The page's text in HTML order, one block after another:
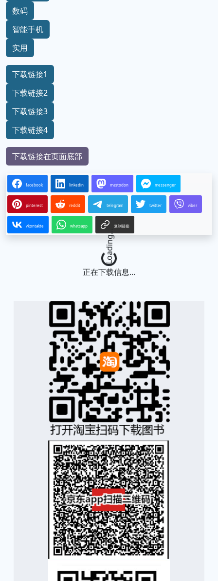
数码
智能手机
实用
下载链接1
下载链接2
下载链接3
下载链接4
下载链接在页面底部
facebook linkedin mastodon messenger
pinterest reddit telegram twitter viber
vkontakte whatsapp 复制链接
Loading...
正在下载信息...